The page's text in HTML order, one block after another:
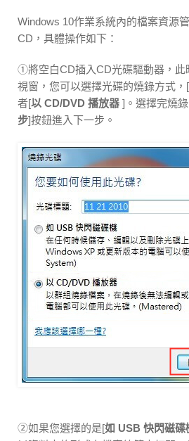
Windows 10作業系統內的檔案資源
CD，具體操作如下：
①將空白CD插入CD光碟驅動器，此
視窗，您可以選擇光碟的燒錄方式，[
者[以 CD/DVD 播放器 ]。選擇完燒
步]按鈕進入下一步。
②如果您選擇的是[如 USB 快閃磁碟